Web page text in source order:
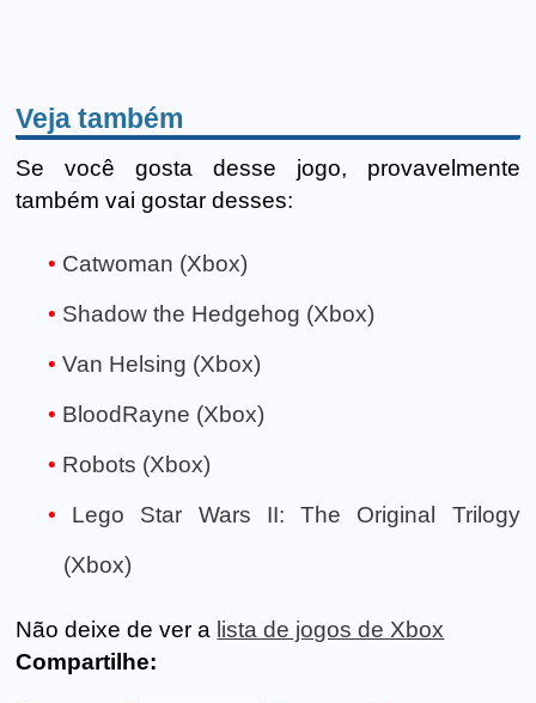
Veja também
Se você gosta desse jogo, provavelmente
também vai gostar desses:
Catwoman (Xbox)
Shadow the Hedgehog (Xbox)
Van Helsing (Xbox)
BloodRayne (Xbox)
Robots (Xbox)
Lego Star Wars II: The Original Trilogy
(Xbox)
Não deixe de ver a lista de jogos de Xbox
Compartilhe: